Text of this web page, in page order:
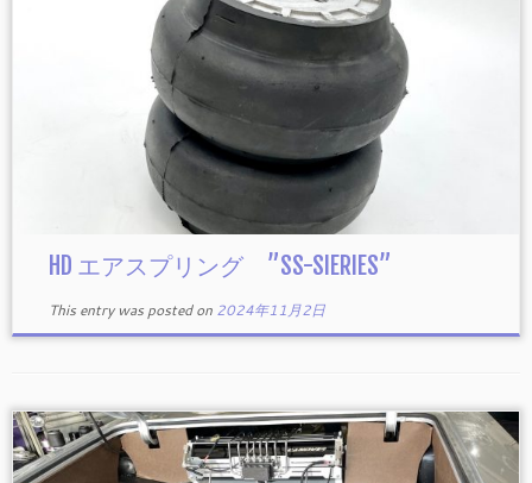
HD エアスプリング ”SS-SIERIES”
This entry was posted on 2024年11月2日